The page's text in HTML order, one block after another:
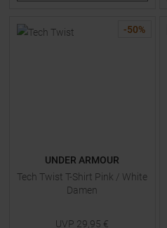
-50%
UNDER ARMOUR
Tech Twist T-Shirt Pink / White
Damen
UVP 29,95 €